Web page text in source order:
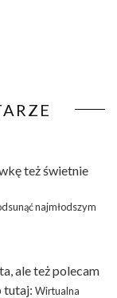
też świetnie
najmłodszym
ale też polecam
tutaj: Wirtualna